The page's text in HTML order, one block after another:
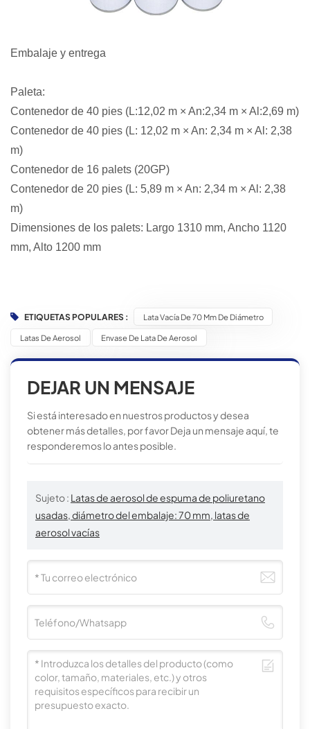
Embalaje y entrega
Paleta:
Contenedor de 40 pies (L:12,02 m × An:2,34 m × Al:2,69 m)
Contenedor de 40 pies (L: 12,02 m × An: 2,34 m × Al: 2,38
m)
Contenedor de 16 palets (20GP)
Contenedor de 20 pies (L: 5,89 m × An: 2,34 m × Al: 2,38
m)
Dimensiones de los palets: Largo 1310 mm, Ancho 1120
mm, Alto 1200 mm
ETIQUETAS POPULARES : Lata Vacía De 70 Mm De Diámetro
Latas De Aerosol Envase De Lata De Aerosol
DEJAR UN MENSAJE
Si está interesado en nuestros productos y desea
obtener más detalles, por favor Deja un mensaje aquí, te
responderemos lo antes posible.
Sujeto : Latas de aerosol de espuma de poliuretano
usadas, diámetro del embalaje: 70 mm, latas de
aerosol vacías